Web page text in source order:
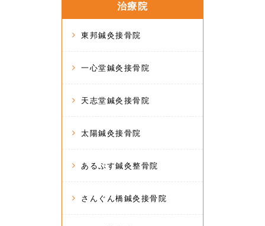
治療院
東邦鍼灸接骨院
一心堂鍼灸接骨院
天志堂鍼灸接骨院
太陽鍼灸接骨院
あるぷす鍼灸整骨院
さんぐん橋鍼灸接骨院